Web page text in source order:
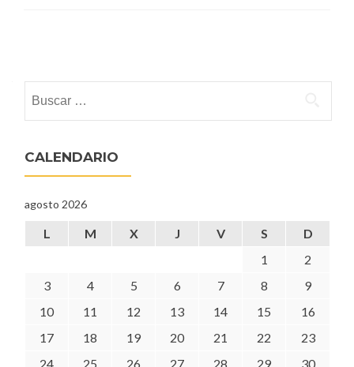
CALENDARIO
agosto 2026
L M X J V S D
1
2
3
4 5 6 7 8
9
10
11 12 13 14 15
16
17
18 19 20 21 22
23
24
25 26 27 28 29
30